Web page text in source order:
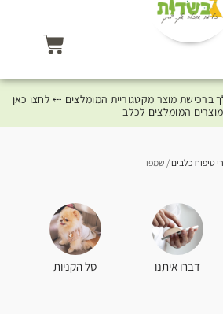
ברכישת מוצר מקטגוריית המומלצים ⤎ לחצו כאן
המומלצים לכלב
טיפוח כלבים / שמפו
דברו איתנו סל הקניות